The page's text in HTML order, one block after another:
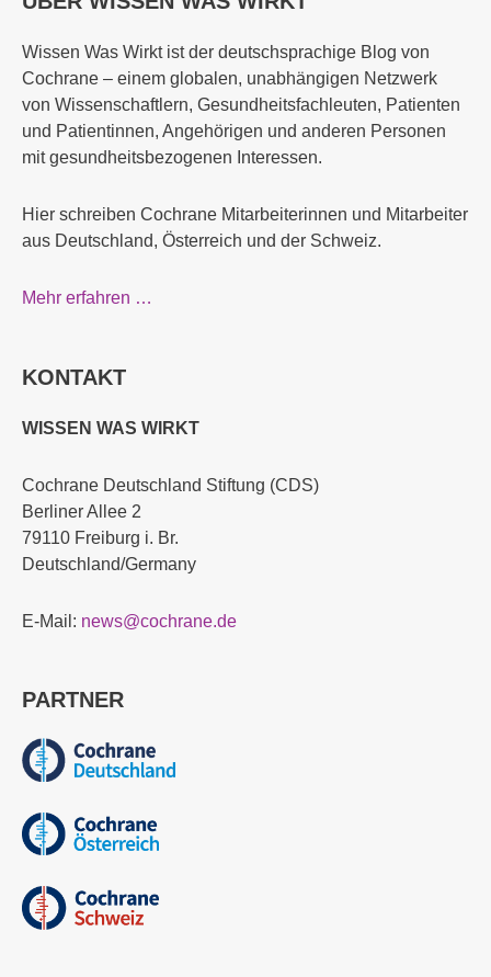
Wissen Was Wirkt ist der deutschsprachige Blog von
Cochrane – einem globalen, unabhängigen Netzwerk
von Wissenschaftlern, Gesundheitsfachleuten, Patienten
und Patientinnen, Angehörigen und anderen Personen
mit gesundheitsbezogenen Interessen.
Hier schreiben Cochrane Mitarbeiterinnen und Mitarbeiter
aus Deutschland, Österreich und der Schweiz.
Mehr erfahren …
KONTAKT
WISSEN WAS WIRKT
Cochrane Deutschland Stiftung (CDS)
Berliner Allee 2
79110 Freiburg i. Br.
Deutschland/Germany
E-Mail: news@cochrane.de
PARTNER